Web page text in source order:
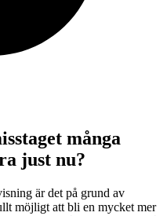
många
just nu?
är det på grund av
möjligt att bli en mycket mer